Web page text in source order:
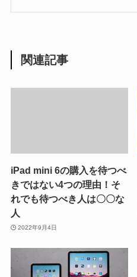
関連記事
iPad mini 6の購入を待つべ
きではない4つの理由！そ
れでも待つべき人は〇〇な
人
2022年9月4日